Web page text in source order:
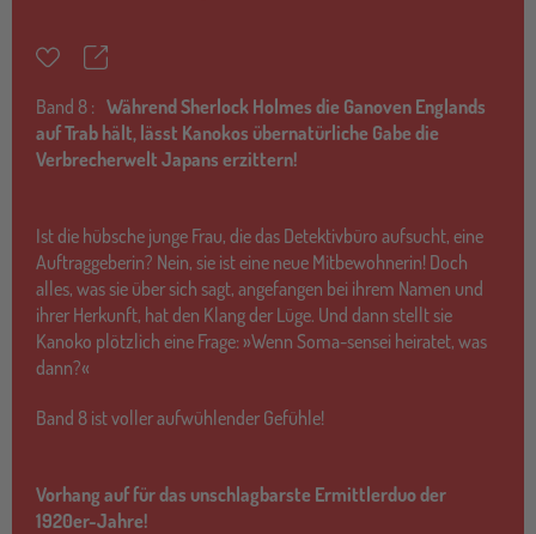
MerkzettelTeilen
Band 8 : Während Sherlock Holmes die Ganoven Englands
auf Trab hält, lässt Kanokos übernatürliche Gabe die
Verbrecherwelt Japans erzittern!
Ist die hübsche junge Frau, die das Detektivbüro aufsucht, eine
Auftraggeberin? Nein, sie ist eine neue Mitbewohnerin! Doch
alles, was sie über sich sagt, angefangen bei ihrem Namen und
ihrer Herkunft, hat den Klang der Lüge. Und dann stellt sie
Kanoko plötzlich eine Frage: »Wenn Soma-sensei heiratet, was
dann?«
Band 8 ist voller aufwühlender Gefühle!
Vorhang auf für das unschlagbarste Ermittlerduo der
1920er-Jahre!